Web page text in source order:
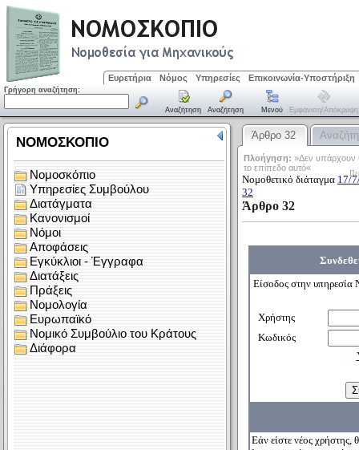
Ευρετήρια Νόμος Υπηρεσίες Επικοινωνία-Υποστήριξη
Γρήγορη αναζήτηση:
Αναζήτηση Αναζήτηση Μενού Εμφάνιση/απόκρυψη
Άρθρο 32